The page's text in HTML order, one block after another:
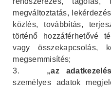
megváltoztatás,
közlés, továbbítás,
történő hozzáférhetővé
vagy összekapcsolás,
megsemmisítés;
3.
„az
személyes adatok